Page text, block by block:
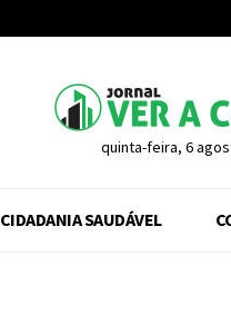
quinta-feira, 6
CIDADANIA SAUDÁVEL